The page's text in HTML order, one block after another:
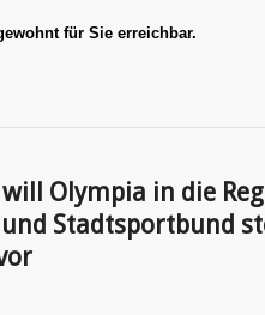
für Sie erreichbar.
Olympia in die
Stadtsportbund